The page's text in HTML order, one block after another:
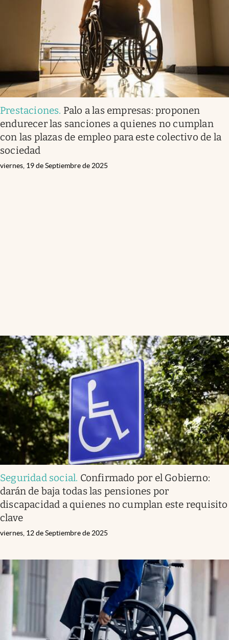
Prestaciones. Palo a las empresas: proponen
endurecer las sanciones a quienes no cumplan
con las plazas de empleo para este colectivo de la
sociedad
viernes, 19 de Septiembre de 2025
Seguridad social. Confirmado por el Gobierno:
darán de baja todas las pensiones por
discapacidad a quienes no cumplan este requisito
clave
viernes, 12 de Septiembre de 2025